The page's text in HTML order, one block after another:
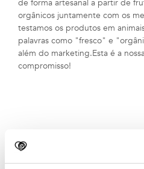
de forma artesanal a partir de
orgânicos juntamente com os
testamos os produtos em
palavras como "fresco" e
além do marketing.Esta é a
compromisso!